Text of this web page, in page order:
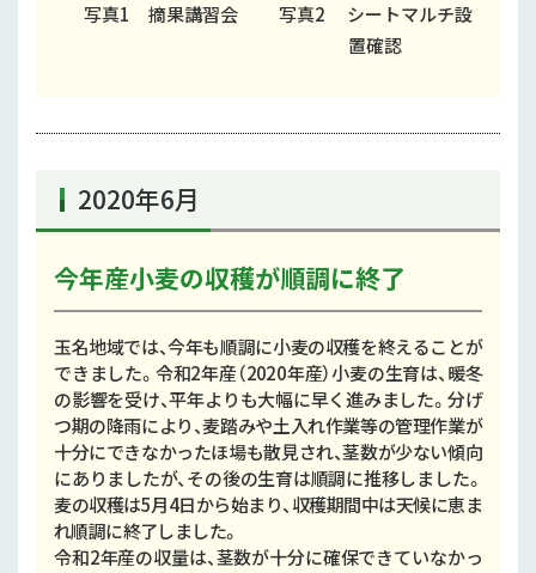
写真1 摘果講習会
写真2 シートマルチ設
置確認
2020年6月
今年産小麦の収穫が順調に終了
玉名地域では、今年も順調に小麦の収穫を終えることが
できました。令和2年産（2020年産）小麦の生育は、暖冬
の影響を受け、平年よりも大幅に早く進みました。分げ
つ期の降雨により、麦踏みや土入れ作業等の管理作業が
十分にできなかったほ場も散見され、茎数が少ない傾向
にありましたが、その後の生育は順調に推移しました。
麦の収穫は5月4日から始まり、収穫期間中は天候に恵ま
れ順調に終了しました。
令和2年産の収量は、茎数が十分に確保できていなかっ